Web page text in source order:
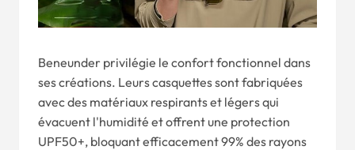
Beneunder privilégie le confort fonctionnel dans
ses créations. Leurs casquettes sont fabriquées
avec des matériaux respirants et légers qui
évacuent l'humidité et offrent une protection
UPF50+, bloquant efficacement 99% des rayons